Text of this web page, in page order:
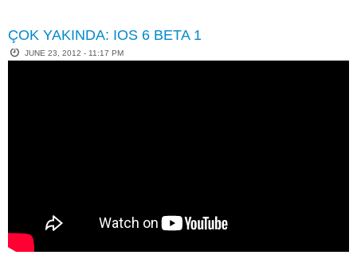
ÇOK YAKINDA: IOS 6 BETA 1
JUNE 23, 2012 - 11:17 PM